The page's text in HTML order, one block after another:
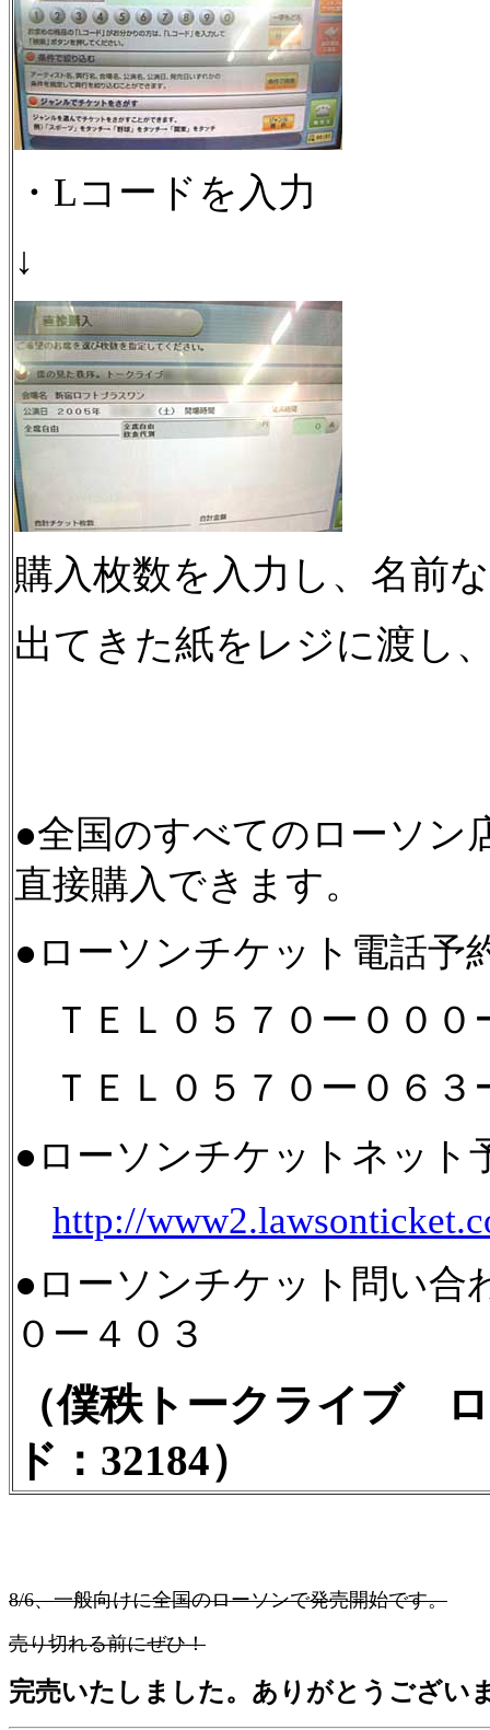
・Lコードを入力
↓
購入枚数を入力し、名前
出てきた紙をレジに渡し
●全国のすべてのローソン
直接購入できます。
●ローソンチケット電話予
ＴＥＬ０５７０ー０００
ＴＥＬ０５７０ー０６３
●ローソンチケットネット
http://
●ローソンチケット問い合
０ー４０３
（僕秩トークライブ
ド：32184）
8/6、一般向けに全国のローソンで発売開始です。
売り切れる前にぜひ！
完売いたしました。ありがとうござい